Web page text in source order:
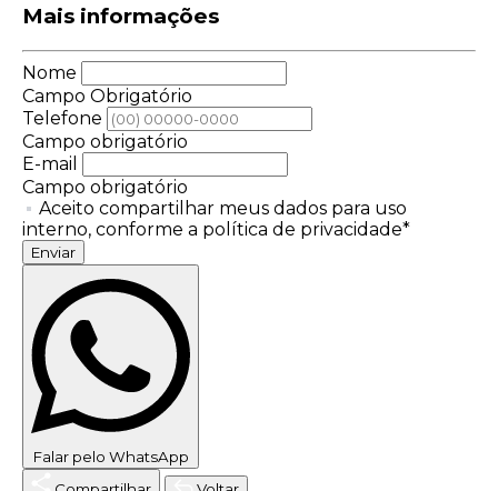
Mais informações
Nome
Campo Obrigatório
Telefone
Campo obrigatório
E-mail
Campo obrigatório
Aceito compartilhar meus dados para uso
interno, conforme a política de privacidade*
Enviar
Falar pelo WhatsApp